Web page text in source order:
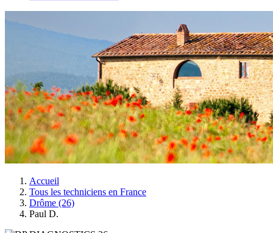
Accueil
Tous les techniciens en France
Drôme (26)
Paul D.